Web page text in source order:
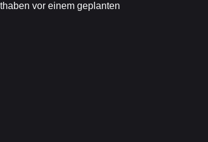
vor einem geplanten